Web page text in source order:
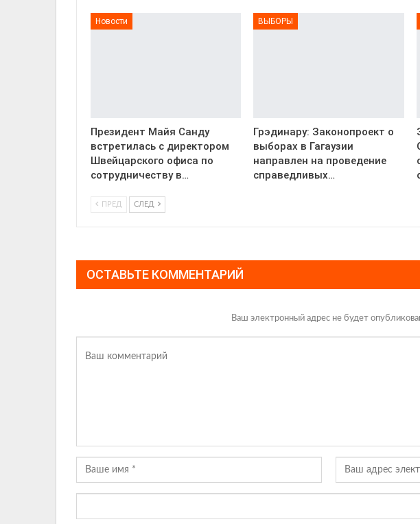
Новости
Президент Майя Санду
встретилась с директором
Швейцарского офиса по
сотрудничеству в…
ВЫБОРЫ
Грэдинару: Законопроект о
выборах в Гагаузии
направлен на проведение
справедливых…
ПРЕД СЛЕД
ОСТАВЬТЕ КОММЕНТАРИЙ
Ваш электронный адрес не будет